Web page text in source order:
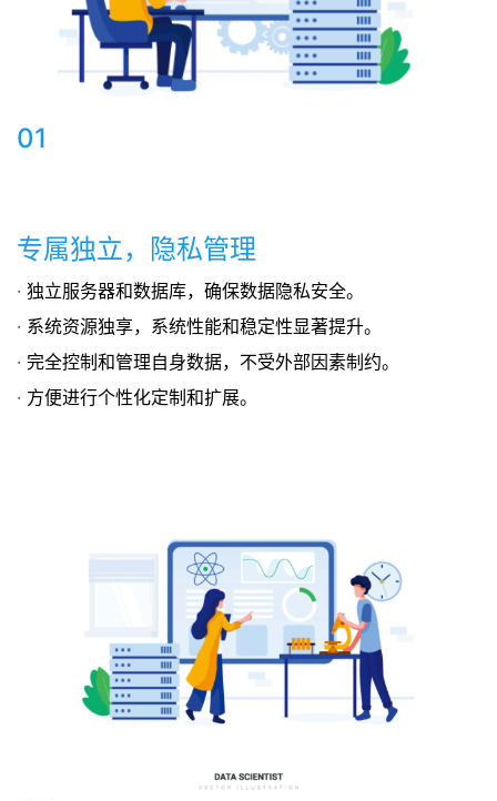
01
专属独立，隐私管理
· 独立服务器和数据库，确保数据隐私安全。
· 系统资源独享，系统性能和稳定性显著提升。
· 完全控制和管理自身数据，不受外部因素制约。
· 方便进行个性化定制和扩展。